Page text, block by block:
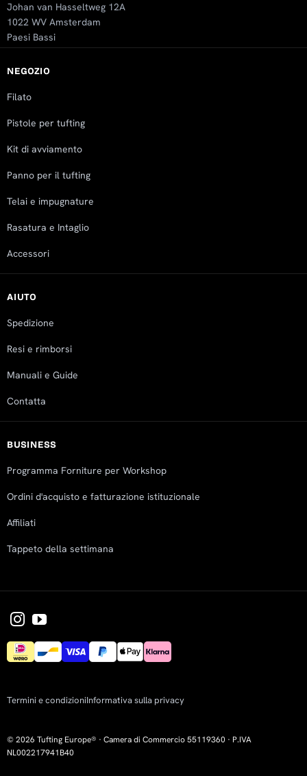
NEGOZIO
Filato
Pistole per tufting
Kit di avviamento
Panno per il tufting
Telai e impugnature
Rasatura e Intaglio
Accessori
AIUTO
Spedizione
Resi e rimborsi
Manuali e Guide
Contatta
BUSINESS
Programma Forniture per Workshop
Ordini d'acquisto e fatturazione istituzionale
Affiliati
Tappeto della settimana
Johan van Hasseltweg 12A
1022 WV Amsterdam
Paesi Bassi
Termini e condizioniInformativa sulla privacy
© 2026 Tufting Europe® · Camera di Commercio 55119360 · P.IVA
NL002217941B40